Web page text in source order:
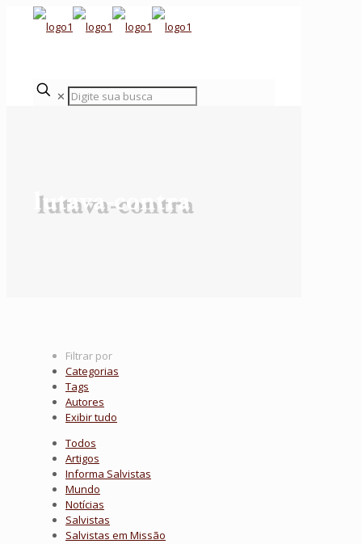
✕
lutava-contra
Filtrar por
Categorias
Tags
Autores
Exibir tudo
Todos
Artigos
Informa Salvistas
Mundo
Notícias
Salvistas
Salvistas em Missão